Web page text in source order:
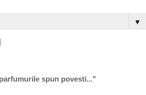
▼
spun povesti..."